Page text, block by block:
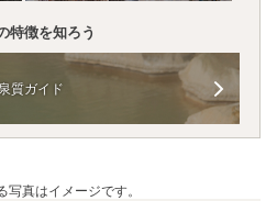
特徴を知ろう
泉質ガイド
写真はイメージです。